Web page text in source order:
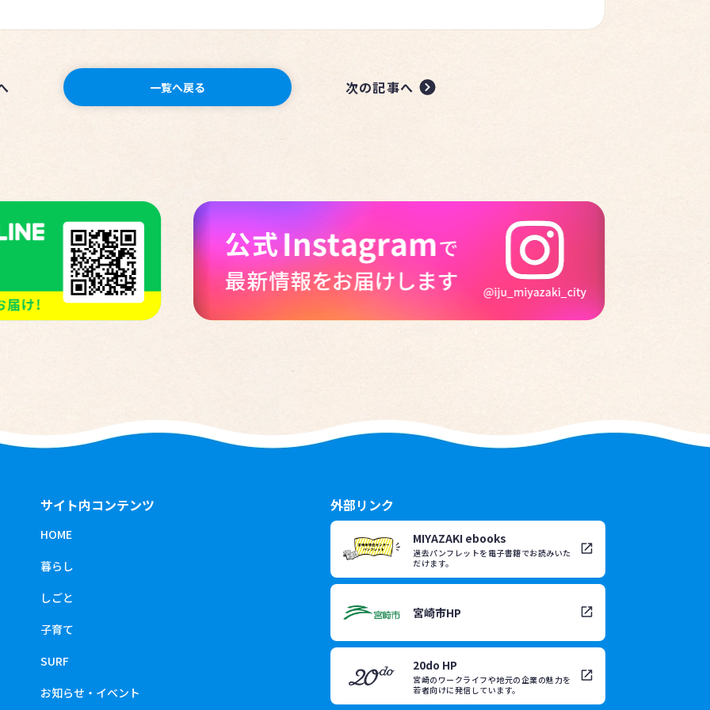
一覧へ戻る 次の記事へ
サイト内コンテンツ
HOME
暮らし
しごと
子育て
SURF
お知らせ・イベント
外部リンク
MIYAZAKI ebooks
過去パンフレットを電子書籍でお読みいた
だけます。
宮崎市HP
20do HP
宮崎のワークライフや地元の企業の魅力を
若者向けに発信しています。